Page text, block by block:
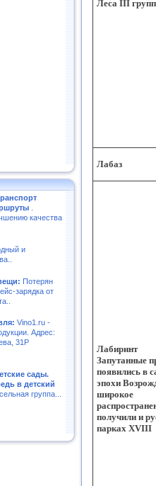
качества
и
Потерян
зарядка от
Vino1.ru -
Адрес:
31Р
сады.
в детский
группа...
Леса III
Лабаз
Лабиринт
Запутанные
появились в
эпохи
широкое
получили и
парках XVIII